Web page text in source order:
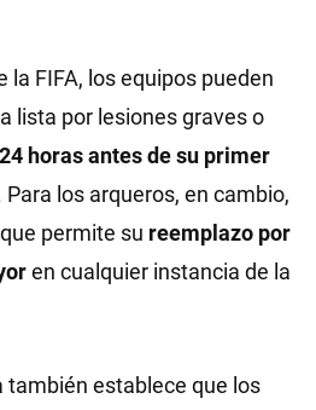
la FIFA, los equipos pueden
lista por lesiones graves o
horas antes de su primer
los arqueros, en cambio,
permite su reemplazo por
en cualquier instancia de la
establece que los